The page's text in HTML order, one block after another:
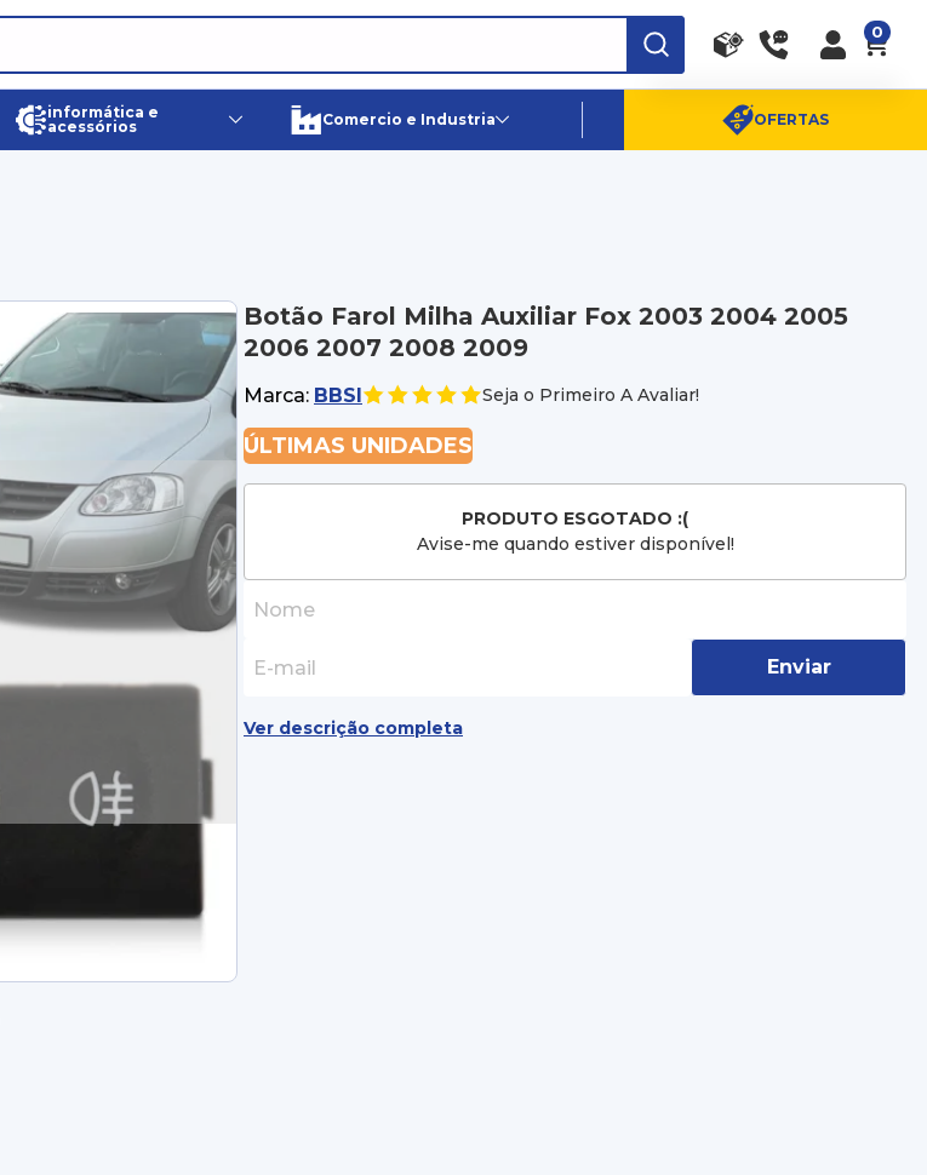
Canais de Atendimento
(11) 96359-6656
SAC:(11) 4003-0880
0
informática e
acessórios
Comercio e Industria OFERTAS
Botão Farol Milha Auxiliar Fox 2003 2004 2005
2006 2007 2008 2009
Marca: BBSI Seja o Primeiro A Avaliar!
ÚLTIMAS UNIDADES
PRODUTO ESGOTADO :(
Avise-me quando estiver disponível!
Enviar
Ver descrição completa